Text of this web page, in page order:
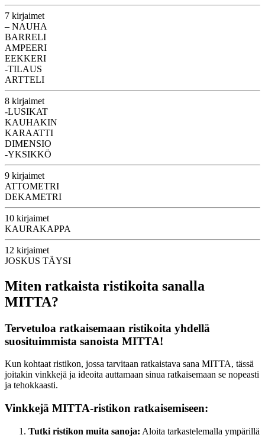
7 kirjaimet
– NAUHA
BARRELI
AMPEERI
EEKKERI
-TILAUS
ARTTELI
8 kirjaimet
-LUSIKAT
KAUHAKIN
KARAATTI
DIMENSIO
-YKSIKKÖ
9 kirjaimet
ATTOMETRI
DEKAMETRI
10 kirjaimet
KAURAKAPPA
12 kirjaimet
JOSKUS TÄYSI
Miten ratkaista ristikoita sanalla
MITTA?
Tervetuloa ratkaisemaan ristikoita yhdellä
suosituimmista sanoista MITTA!
Kun kohtaat ristikon, jossa tarvitaan ratkaistava sana MITTA, tässä
joitakin vinkkejä ja ideoita auttamaan sinua ratkaisemaan se nopeasti
ja tehokkaasti.
Vinkkejä MITTA-ristikon ratkaisemiseen:
Tutki ristikon muita sanoja: Aloita tarkastelemalla ympärillä